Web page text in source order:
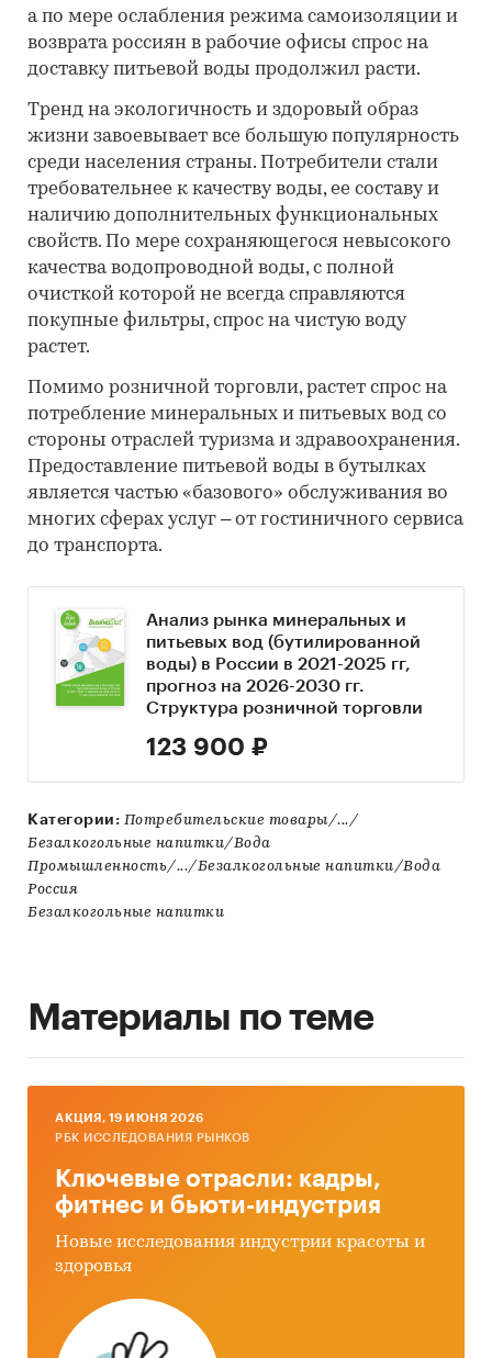
а по мере ослабления режима самоизоляции и
возврата россиян в рабочие офисы спрос на
доставку питьевой воды продолжил расти.
Тренд на экологичность и здоровый образ
жизни завоевывает все большую популярность
среди населения страны. Потребители стали
требовательнее к качеству воды, ее составу и
наличию дополнительных функциональных
свойств. По мере сохраняющегося невысокого
качества водопроводной воды, с полной
очисткой которой не всегда справляются
покупные фильтры, спрос на чистую воду
растет.
Помимо розничной торговли, растет спрос на
потребление минеральных и питьевых вод со
стороны отраслей туризма и здравоохранения.
Предоставление питьевой воды в бутылках
является частью «базового» обслуживания во
многих сферах услуг – от гостиничного сервиса
до транспорта.
Анализ рынка минеральных и
питьевых вод (бутилированной
воды) в России в 2021-2025 гг,
прогноз на 2026-2030 гг.
Структура розничной торговли
123 900 ₽
Категории: Потребительские товары/.../
Безалкогольные напитки/Вода
Промышленность/.../Безалкогольные напитки/Вода
Россия
Безалкогольные напитки
Материалы по теме
AКЦИЯ, 19 ИЮНЯ 2026
РБК ИССЛЕДОВАНИЯ РЫНКОВ
Ключевые отрасли: кадры,
фитнес и бьюти-индустрия
Новые исследования индустрии красоты и
здоровья